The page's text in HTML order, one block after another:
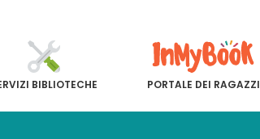
BIBLIOTECHE PORTALE DEI RAGAZZI